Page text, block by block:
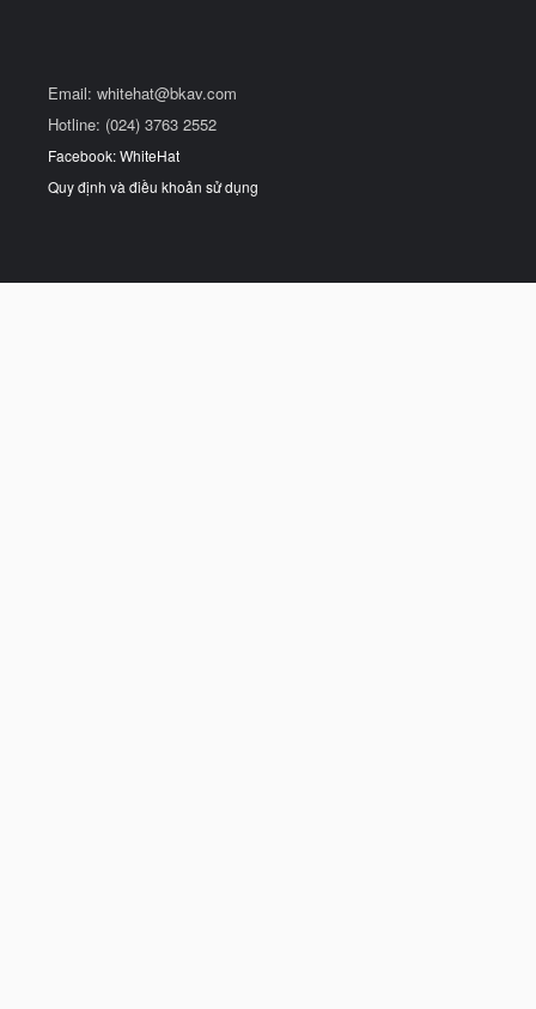
Email: whitehat@bkav.com
Hotline: (024) 3763 2552
Facebook: WhiteHat
Quy định và điều khoản sử dụng